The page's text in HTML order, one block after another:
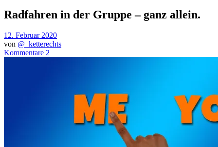
Radfahren in der Gruppe – ganz allein.
12. Februar 2020
von @_ketterechts
Kommentare 2